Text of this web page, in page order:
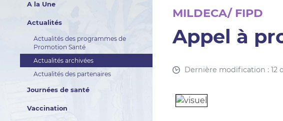
A la Une
Actualités
Actualités des programmes de
Promotion Santé
Actualités archivées
Actualités des partenaires
Journées de santé
Vaccination
MILDECA/ FIPD
Appel à
Dernière modification : 12